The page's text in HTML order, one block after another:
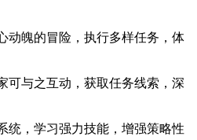
动魄的冒险，执行多样任务，体
可与之互动，获取任务线索，深
统，学习强力技能，增强策略性